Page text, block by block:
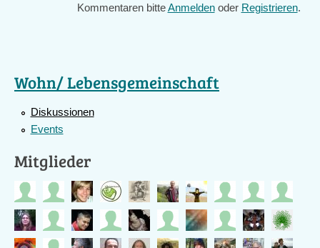
Aufbau
Kommentaren bitteAnmeldenoder Registrieren.
Wohn/ Lebensgemeinschaft
Diskussionen
Events
Mitglieder